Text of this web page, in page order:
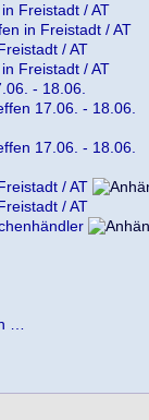
Freistadt / AT
in Freistadt / AT
/ AT
Freistadt / AT
- 18.06.
17.06. - 18.06.
17.06. - 18.06.
/ AT
/ AT
…